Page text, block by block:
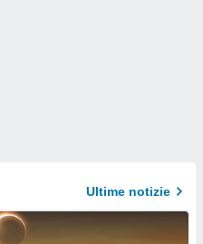
Ultime notizie